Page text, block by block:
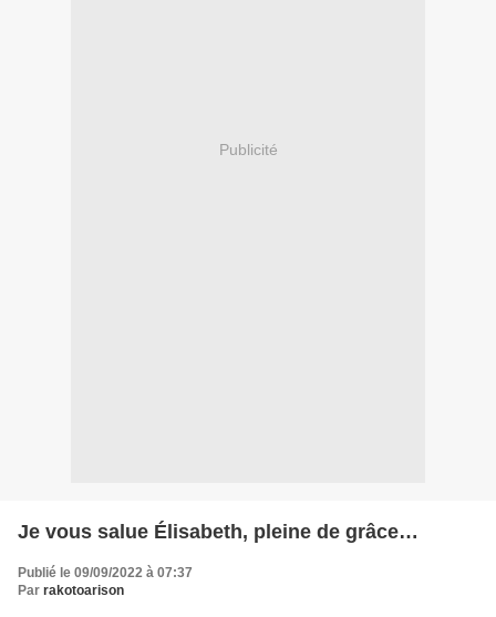
Publicité
Je vous salue Élisabeth, pleine de grâce…
Publié le 09/09/2022 à 07:37
Par rakotoarison